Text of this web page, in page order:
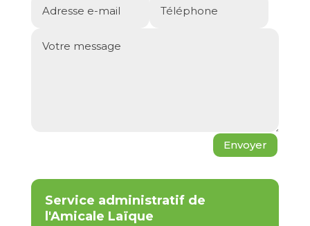
Envoyer
Service administratif de
l'Amicale Laïque